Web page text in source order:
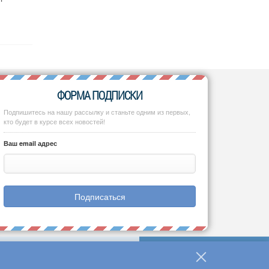
ФОРМА ПОДПИСКИ
Подпишитесь на нашу рассылку и станьте одним из первых,
кто будет в курсе всех новостей!
Ваш email адрес
Подписаться